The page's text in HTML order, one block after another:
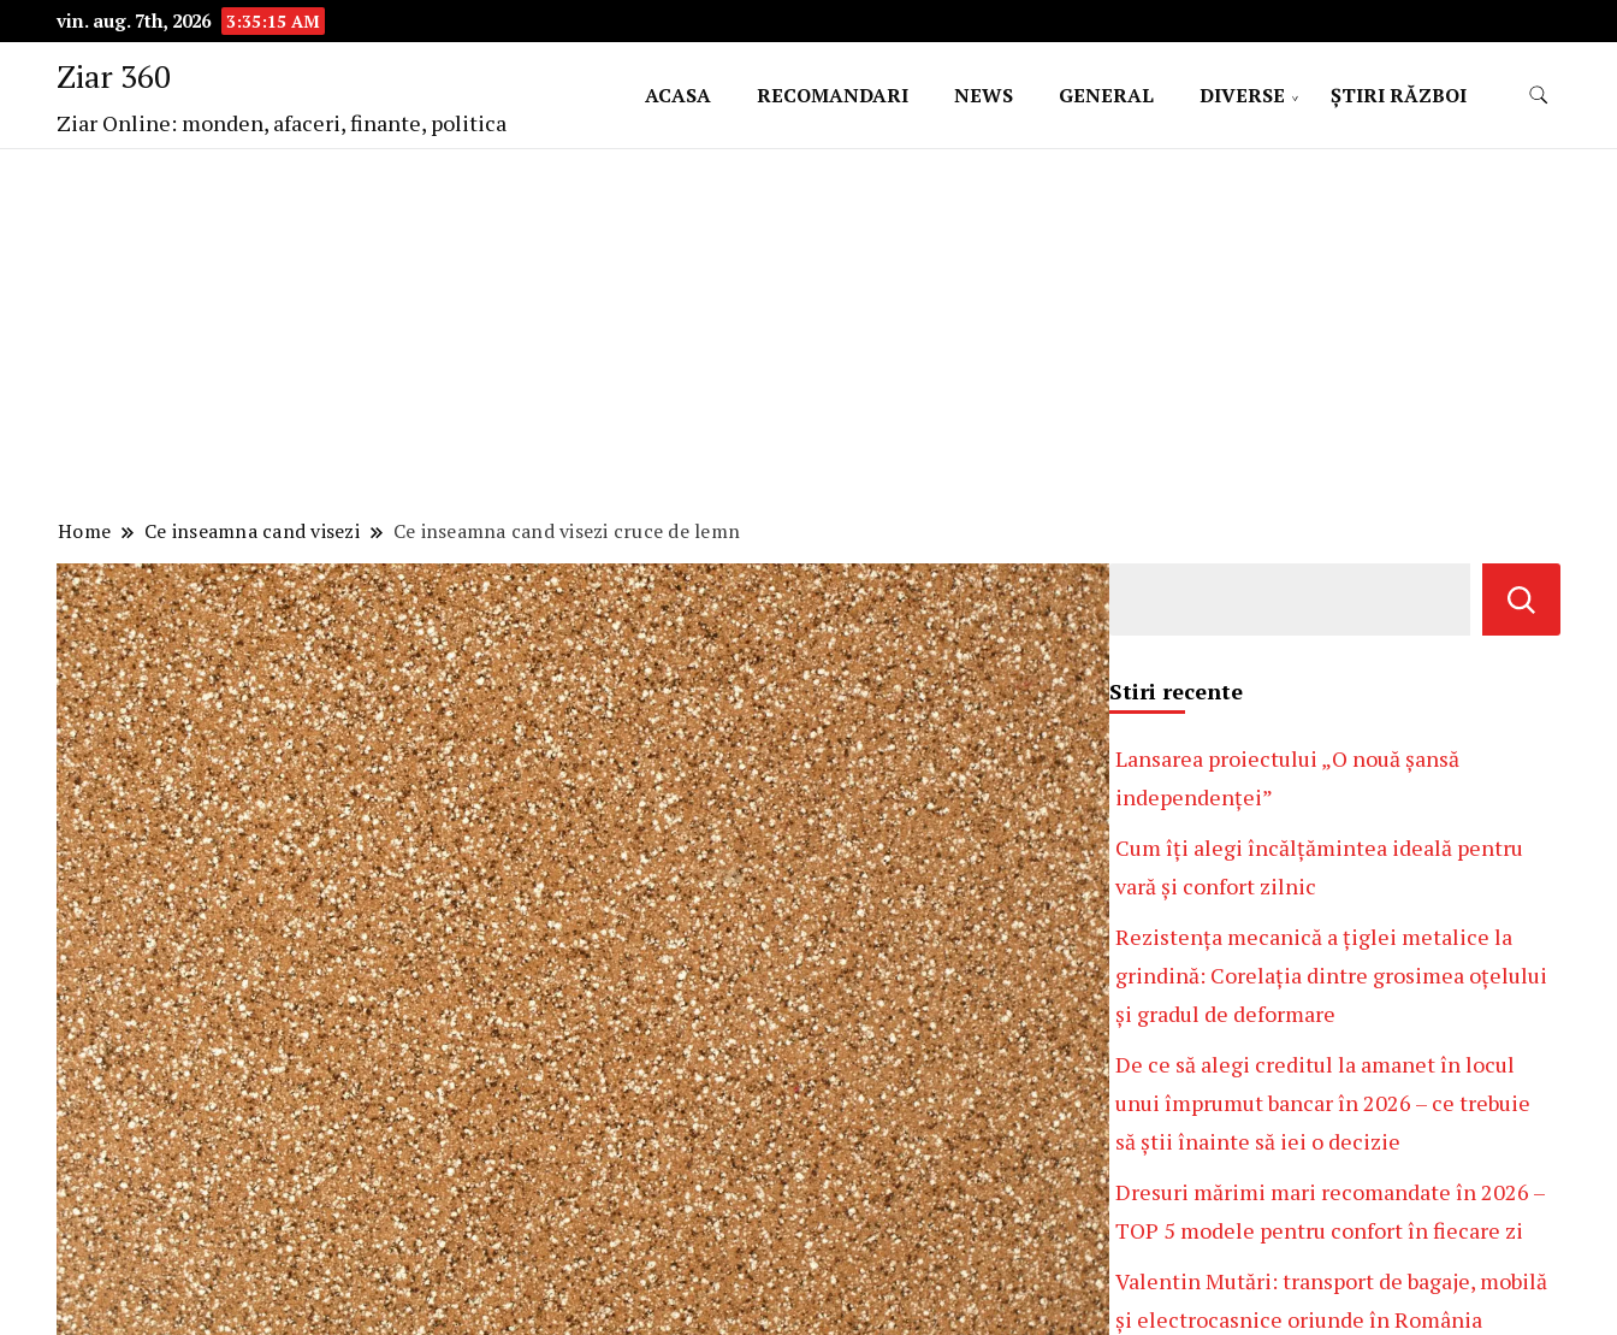
vin. aug. 7th, 2026 3:35:16 AM
Ziar 360
Ziar Online: monden, afaceri, finante, politica
ACASA RECOMANDARI NEWS GENERAL DIVERSE ŞTIRI RĂZBOI
Home Ce inseamna cand visezi Ce inseamna cand visezi cruce de lemn
Stiri recente
Lansarea proiectului „O nouă șansă
independenței”
Cum îți alegi încălțămintea ideală pentru
vară și confort zilnic
Rezistența mecanică a țiglei metalice la
grindină: Corelația dintre grosimea oțelului
și gradul de deformare
De ce să alegi creditul la amanet în locul
unui împrumut bancar în 2026 – ce trebuie
să știi înainte să iei o decizie
Dresuri mărimi mari recomandate în 2026 –
TOP 5 modele pentru confort în fiecare zi
Valentin Mutări: transport de bagaje, mobilă
și electrocasnice oriunde în România